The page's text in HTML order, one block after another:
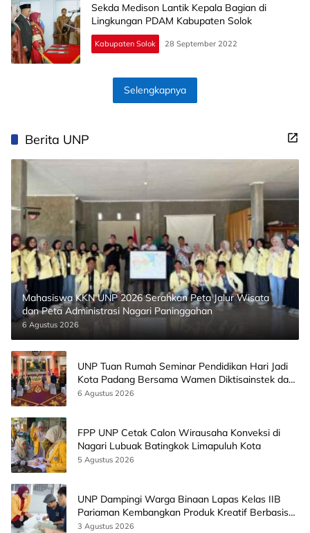
Sekda Medison Lantik Kepala Bagian di
Lingkungan PDAM Kabupaten Solok
Kabupaten Solok 28 September 2022
Selengkapnya
Berita UNP
Mahasiswa KKN UNP 2026 Serahkan Peta Jalur Wisata
dan Peta Administrasi Nagari Paninggahan
6 Agustus 2026
UNP Tuan Rumah Seminar Pendidikan Hari Jadi
Kota Padang Bersama Wamen Diktisainstek dan
CEO EMGS Malaysia
6 Agustus 2026
FPP UNP Cetak Calon Wirausaha Konveksi di
Nagari Lubuak Batingkok Limapuluh Kota
5 Agustus 2026
UNP Dampingi Warga Binaan Lapas Kelas IIB
Pariaman Kembangkan Produk Kreatif Berbasis
AI
3 Agustus 2026